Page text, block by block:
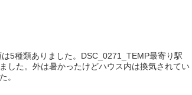
5種類ありました。DSC_0271_TEMP最寄り駅
した。外は暑かったけどハウス内は換気されてい
。